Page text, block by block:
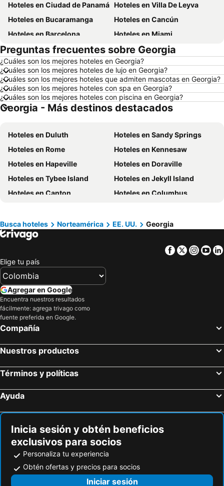
Hoteles en Ciudad de Panamá Hoteles en Villa De Leyva
Hoteles en Bucaramanga
Hoteles en Cancún
Hoteles en Barcelona
Hoteles en Miami
Hoteles en Melgar
Hoteles en París
Hoteles en Ciudad de México
Hoteles en Villavicencio
Hoteles en Roma
Hoteles en Orlando
Hoteles en Villeta
Hoteles en Girardot
Hoteles en Pereira
Hoteles en San Andrés, Providencia and Santa Catalina
Hoteles en Jamaica
Hoteles en Colombia
Hoteles en Eje Cafetero
Hoteles en La Guajira
Hoteles en Islandia
Hoteles en Quindío
Hoteles en Risaralda
Hoteles en Isla Margarita
Hoteles en Fuerteventura
Hoteles en Chamonix Mont-Blanc
Hoteles en Amazonas
Hoteles en Los Cabos
Preguntas frecuentes sobre Georgia
¿Cuáles son los mejores hoteles en Georgia?
¿Cuáles son los mejores hoteles de lujo en Georgia?
¿Cuáles son los mejores hoteles que admiten mascotas en Georgia?
¿Cuáles son los mejores hoteles con spa en Georgia?
¿Cuáles son los mejores hoteles con piscina en Georgia?
Georgia - Más destinos destacados
Hoteles en Duluth
Hoteles en Sandy Springs
Hoteles en Rome
Hoteles en Kennesaw
Hoteles en Hapeville
Hoteles en Doraville
Hoteles en Tybee Island
Hoteles en Jekyll Island
Hoteles en Canton
Hoteles en Columbus
Hoteles en Buford
Hoteles en Acworth
Hoteles en Dahlonega
Hoteles en Port Wentworth
Hoteles en Folkston
Hoteles en Hinesville
Hoteles en Covington
Hoteles en Lawrenceville
Hoteles en Cairo
Hoteles en St. Marys
Hoteles en Stone Mountain
Hoteles en Darien
Hoteles en Suwanee
Hoteles en Richmond Hill
Hoteles en Villa Rica
Busca hoteles Norteamérica EE. UU. Georgia
Facebook
Twitter
Elige tu país
Agregar en Google
Encuentra nuestros resultados
fácilmente: agrega trivago como
fuente preferida en Google.
Compañía
Nuestros productos
Términos y políticas
Ayuda
Inicia sesión y obtén beneficios
exclusivos para socios
Personaliza tu experiencia
Obtén ofertas y precios para socios
Iniciar sesión